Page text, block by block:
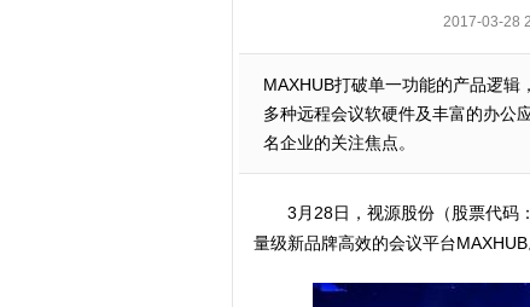
2017-03-28
MAXHUB打破单一功能的产品逻
多种远程会议软硬件及丰富的办公
名企业的关注焦点。
3月28日，视源股份（股票代码
量级新品牌高效的会议平台MAXHUB